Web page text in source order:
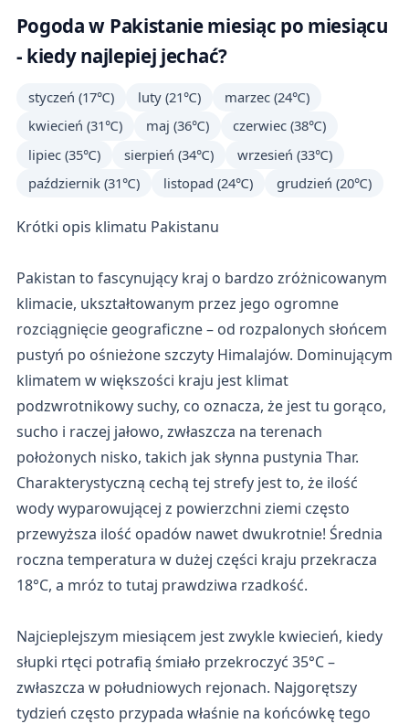
Pogoda w Pakistanie miesiąc po miesiącu
- kiedy najlepiej jechać?
styczeń (17℃) luty (21℃)
marzec (24℃)
kwiecień (31℃)
maj (36℃)
czerwiec (38℃)
lipiec (35℃)
sierpień (34℃)
wrzesień (33℃)
październik (31℃)
listopad (24℃) grudzień (20℃)
Krótki opis klimatu Pakistanu
Pakistan to fascynujący kraj o bardzo zróżnicowanym
klimacie, ukształtowanym przez jego ogromne
rozciągnięcie geograficzne – od rozpalonych słońcem
pustyń po ośnieżone szczyty Himalajów. Dominującym
klimatem w większości kraju jest klimat
podzwrotnikowy suchy, co oznacza, że jest tu gorąco,
sucho i raczej jałowo, zwłaszcza na terenach
położonych nisko, takich jak słynna pustynia Thar.
Charakterystyczną cechą tej strefy jest to, że ilość
wody wyparowującej z powierzchni ziemi często
przewyższa ilość opadów nawet dwukrotnie! Średnia
roczna temperatura w dużej części kraju przekracza
18°C, a mróz to tutaj prawdziwa rzadkość.
Najcieplejszym miesiącem jest zwykle kwiecień, kiedy
słupki rtęci potrafią śmiało przekroczyć 35°C –
zwłaszcza w południowych rejonach. Najgorętszy
tydzień często przypada właśnie na końcówkę tego